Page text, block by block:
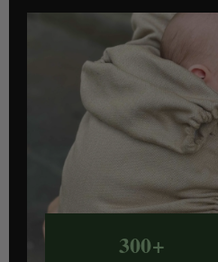
300+